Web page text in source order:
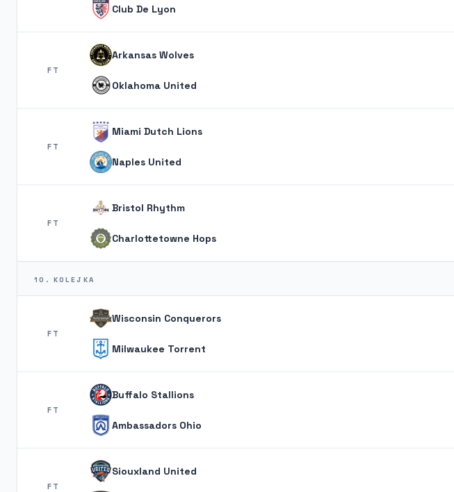
Club De Lyon
FT
Arkansas Wolves
Oklahoma United
FT
Miami Dutch Lions
Naples United
FT
Bristol Rhythm
Charlottetowne Hops
10. KOLEJKA
FT
Wisconsin Conquerors
Milwaukee Torrent
FT
Buffalo Stallions
Ambassadors Ohio
FT
Siouxland United